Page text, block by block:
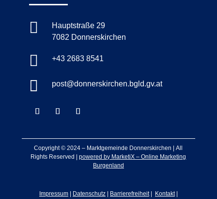

Hauptstraße 29
7082 Donnerskirchen
 +43 2683 8541
 post@donnerskirchen.bgld.gv.at
Copyright © 2024 – Marktgemeinde Donnerskirchen |All
Rights Reserved |powered by MarketiX – Online Marketing
Burgenland
Impressum| Datenschutz| Barrierefreiheit| Kontakt|